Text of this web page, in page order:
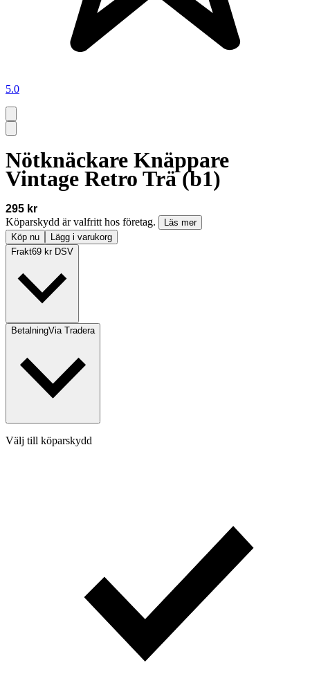
5.0
Nötknäckare Knäppare
Vintage Retro Trä (b1)
295 kr
Köparskydd är valfritt hos företag.
Läs mer
Köp nu
Lägg i varukorg
Frakt69 kr DSV
BetalningVia Tradera
Välj till köparskydd